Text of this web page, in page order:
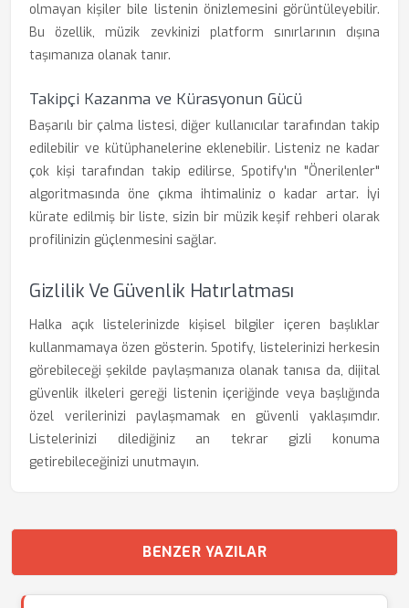
olmayan kişiler bile listenin önizlemesini görüntüleyebilir.
Bu özellik, müzik zevkinizi platform sınırlarının dışına
taşımanıza olanak tanır.
Takipçi Kazanma ve Kürasyonun Gücü
Başarılı bir çalma listesi, diğer kullanıcılar tarafından takip
edilebilir ve kütüphanelerine eklenebilir. Listeniz ne kadar
çok kişi tarafından takip edilirse, Spotify'ın "Önerilenler"
algoritmasında öne çıkma ihtimaliniz o kadar artar. İyi
kürate edilmiş bir liste, sizin bir müzik keşif rehberi olarak
profilinizin güçlenmesini sağlar.
Gizlilik Ve Güvenlik Hatırlatması
Halka açık listelerinizde kişisel bilgiler içeren başlıklar
kullanmamaya özen gösterin. Spotify, listelerinizi herkesin
görebileceği şekilde paylaşmanıza olanak tanısa da, dijital
güvenlik ilkeleri gereği listenin içeriğinde veya başlığında
özel verilerinizi paylaşmamak en güvenli yaklaşımdır.
Listelerinizi dilediğiniz an tekrar gizli konuma
getirebileceğinizi unutmayın.
BENZER YAZILAR